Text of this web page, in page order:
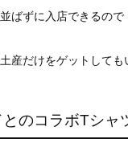
ばずに入店できるので
産だけをゲットしても
のコラボTシャ